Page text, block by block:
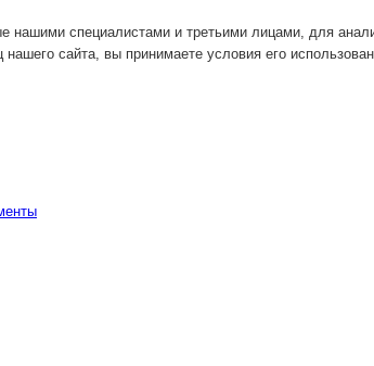
специалистами и третьими лицами, для
сайта, вы принимаете условия его